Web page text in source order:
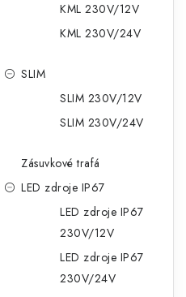
KML 230V/12V
KML 230V/24V
SLIM
SLIM 230V/12V
SLIM 230V/24V
Zásuvkové trafá
LED zdroje IP67
LED zdroje IP67
230V/12V
LED zdroje IP67
230V/24V